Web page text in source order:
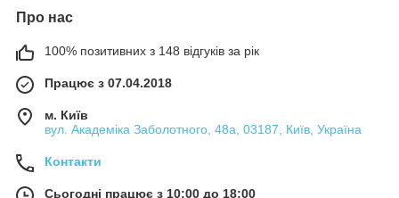
Про нас
100% позитивних з 148 відгуків за рік
Працює з 07.04.2018
м. Київ
вул. Академіка Заболотного, 48а, 03187, Київ, Україна
Контакти
Сьогодні працює з 10:00 до 18:00